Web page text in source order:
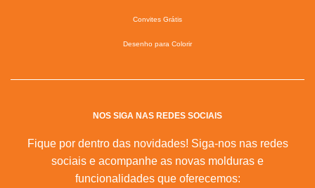
Convites Grátis
Desenho para Colorir
NOS SIGA NAS REDES SOCIAIS
Fique por dentro das novidades! Siga-nos nas redes
sociais e acompanhe as novas molduras e
funcionalidades que oferecemos: